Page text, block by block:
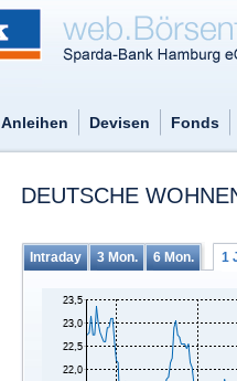
Anleihen Devisen Fonds
DEUTSCHE
Intraday 3 Mon. 6 Mon. 1